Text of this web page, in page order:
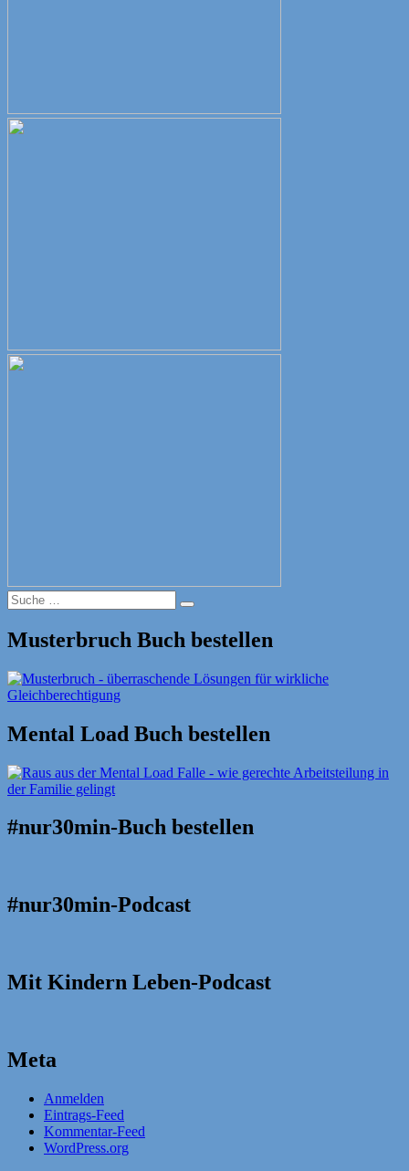
Suche
nach:
Suche
Musterbruch Buch bestellen
Mental Load Buch bestellen
#nur30min-Buch bestellen
#nur30min-Podcast
Mit Kindern Leben-Podcast
Meta
Anmelden
Eintrags-Feed
Kommentar-Feed
WordPress.org